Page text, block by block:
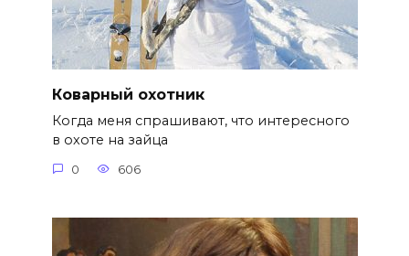
Коварный охотник
Когда меня спрашивают, что интересного
в охоте на зайца
0 606